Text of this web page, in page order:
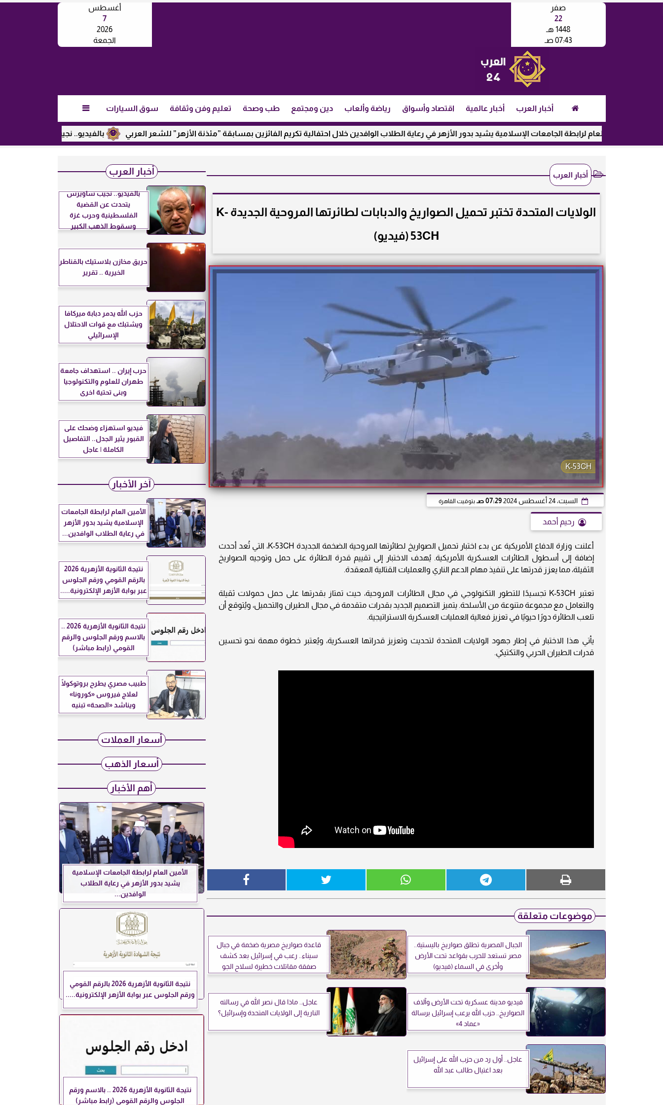
أغسطس
7
2026
الجمعة
صفر
22
1448 هـ
07:43 صـ
أخبار العرب أخبار عالمية اقتصاد وأسواق رياضة وألعاب دين ومجتمع طب وصحة تعليم وفن وثقافة سوق السيارات 
بالفيديو.. نجيب ساويرس يكشف عن الأمين العام لرابطة الجامعات الإسلامية يشيد بدور الأزهر في رعاية الطلاب الوافدين خلال احتفالية تكريم الفائزين بمسابقة ”مئذنة الأزهر” للشعر العربي
أخبار العرب
الولايات المتحدة تختبر تحميل الصواريخ والدبابات لطائرتها المروحية الجديدة K-
53CH (فيديو)
K-53CH
السبت، 24 أغسطس 2024 07:29 صـ بتوقيت القاهرة
رحيم أحمد
أعلنت وزارة الدفاع الأمريكية عن بدء اختبار تحميل الصواريخ لطائرتها المروحية الضخمة الجديدة K-53CH، التي تُعد أحدث
إضافة إلى أسطول الطائرات العسكرية الأمريكية. يُهدف الاختبار إلى تقييم قدرة الطائرة على حمل وتوجيه الصواريخ
الثقيلة، مما يعزز قدرتها على تنفيذ مهام الدعم الناري والعمليات القتالية المعقدة.
تعتبر K-53CH تجسيدًا للتطور التكنولوجي في مجال الطائرات المروحية، حيث تمتاز بقدرتها على حمل حمولات ثقيلة
والتعامل مع مجموعة متنوعة من الأسلحة. يتميز التصميم الجديد بقدرات متقدمة في مجال الطيران والتحميل، ويُتوقع أن
تلعب الطائرة دورًا حيويًا في تعزيز فعالية العمليات العسكرية الاستراتيجية.
يأتي هذا الاختبار في إطار جهود الولايات المتحدة لتحديث وتعزيز قدراتها العسكرية، ويُعتبر خطوة مهمة نحو تحسين
قدرات الطيران الحربي والتكتيكي.
موضوعات متعلقة
الجبال المصرية تطلق صواريخ باليستية..
مصر تستعد للحرب بقواعد تحت الأرض
وأخرى في السماء (فيديو)
قاعدة صواريخ مصرية ضخمة في جبال
سيناء.. رعب في إسرائيل بعد كشف
صفقة مقاتلات خطيرة لسلاح الجو
فيديو مدينة عسكرية تحت الأرض وآلاف
الصواريخ.. حزب الله يرعب إسرائيل برسالة
«عماد 4»
عاجل.. ماذا قال نصر الله في رسالته
النارية إلى الولايات المتحدة وإسرائيل؟
عاجل.. أول رد من حزب الله على إسرائيل
بعد اغتيال طالب عبد الله
أخبار العرب
بالفيديو.. نجيب ساويرس
يتحدث عن القضية
الفلسطينية وحرب غزة
وسقوط الذهب الكبير
حريق مخازن بلاستيك بالقناطر
الخيرية .. تقرير
حزب الله يدمر دبابة ميركافا
ويشتبك مع قوات الاحتلال
الإسرائيلي
حرب إيران .. استهداف جامعة
طهران للعلوم والتكنولوجيا
وبنى تحتية اخرى
فيديو استهزاء وضحك على
القبور يثير الجدل.. التفاصيل
الكاملة | عاجل
آخر الأخبار
الأمين العام لرابطة الجامعات
الإسلامية يشيد بدور الأزهر
في رعاية الطلاب الوافدين...
نتيجة الثانوية الأزهرية 2026
بالرقم القومي ورقم الجلوس
عبر بوابة الأزهر الإلكترونية.....
نتيجة الثانوية الأزهرية 2026 ..
بالاسم ورقم الجلوس والرقم
القومي (رابط مباشر)
طبيب مصري يطرح بروتوكولًا
لعلاج فيروس «كورونا»
ويناشد «الصحة» تبنيه
أسعار العملات
أسعار الذهب
أهم الأخبار
الأمين العام لرابطة الجامعات الإسلامية
يشيد بدور الأزهر في رعاية الطلاب
الوافدين...
نتيجة الثانوية الأزهرية 2026 بالرقم القومي
ورقم الجلوس عبر بوابة الأزهر الإلكترونية.....
نتيجة الثانوية الأزهرية 2026 .. بالاسم ورقم
الجلوس والرقم القومي (رابط مباشر)